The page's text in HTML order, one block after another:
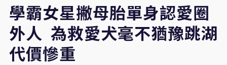
學霸女星撇母胎單身認愛圈
外人 為救愛犬毫不猶豫跳湖
代價慘重